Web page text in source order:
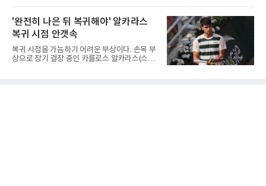
누르고 8강에 진출했다. 용산고는 이승민이 22
점을 기록하며 공격을 주도했고
FIVB U-17 여자 세계선수권대회 조별리그 D조
3차전에서 이탈리아를 3-1(25-14 25-19 13-25
25-20)로 꺾었다. 푸에르토리코, 대만에 이은 3
연승으로 승점 9를 쌓아 조 1위에 올랐다. 24개
팀이 6개 팀씩 4개 조로 나뉘어 조별리그를 치르
며 각 조 상위 4개 팀이 16강에 진출한다.지난해
U-16 아시아선수권 우승으로 처음 이 대회에 나
'완전히 나은 뒤 복귀해야' 알카라스
복귀 시점 안갯속
복귀 시점을 가늠하기 어려운 부상이다. 손목 부
상으로 장기 결장 중인 카를로스 알카라스(스페